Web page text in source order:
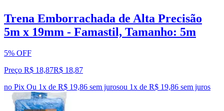
Trena Emborrachada de Alta Precisão
5m x 19mm - Famastil, Tamanho: 5m
5% OFF
Preço R$ 18,87R$ 18,87
no Pix Ou 1x de R$ 19,86 sem jurosou 1x de R$ 19,86 sem juros